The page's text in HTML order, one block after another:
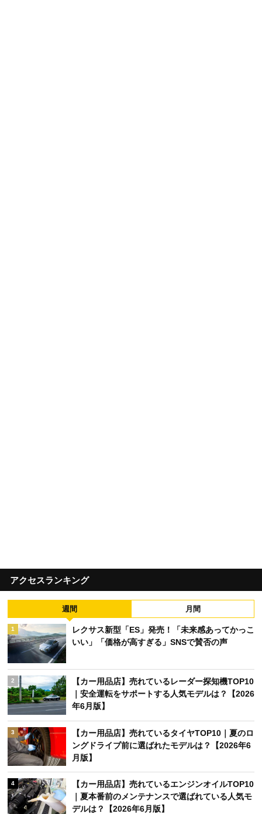
アクセスランキング
週間 月間
1
レクサス新型「ES」発売！「未来感あってかっこ
いい」「価格が高すぎる」SNSで賛否の声
2
【カー用品店】売れているレーダー探知機TOP10
｜安全運転をサポートする人気モデルは？【2026
年6月版】
3
【カー用品店】売れているタイヤTOP10｜夏のロ
ングドライブ前に選ばれたモデルは？【2026年6
月版】
4
【カー用品店】売れているエンジンオイルTOP10
｜夏本番前のメンテナンスで選ばれている人気モ
デルは？【2026年6月版】